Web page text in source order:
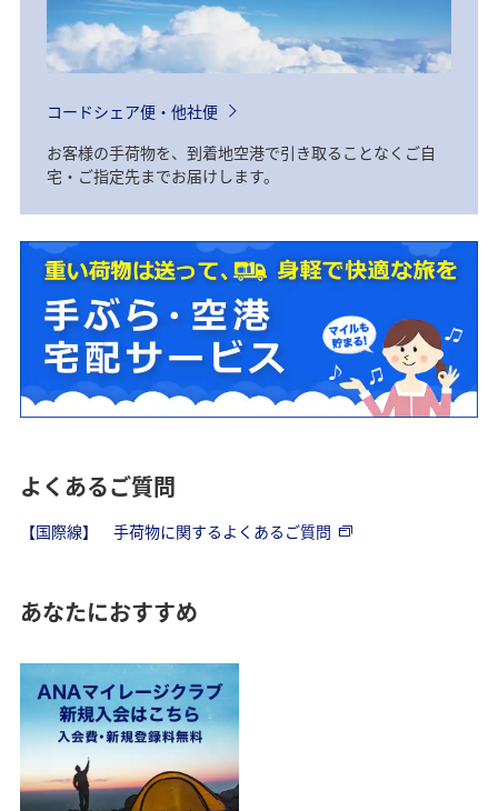
コードシェア便・他社便
お客様の手荷物を、到着地空港で引き取ることなくご自
宅・ご指定先までお届けします。
よくあるご質問
【国際線】 手荷物に関するよくあるご質問
あなたにおすすめ